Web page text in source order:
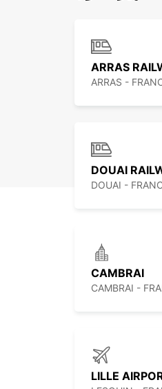
ARRAS -
DOUAI -
CAMBRAI
CAMBRAI -
LILLE